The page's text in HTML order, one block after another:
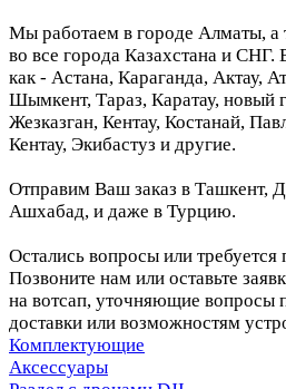
Мы работаем в городе Алматы, а
во все города Казахстана и СНГ.
как - Астана, Караганда, Актау,
Шымкент, Тараз, Каратау, новый
Жезказган, Кентау, Костанай,
Кентау, Экибастуз и другие.
Отправим Ваш заказ в Ташкент,
Ашхабад, и даже в Турцию.
Остались вопросы или требуется
Позвоните нам или оставьте
на вотсап, уточняющие вопросы
доставки или возможностям
Комплектующие
Аксессуары